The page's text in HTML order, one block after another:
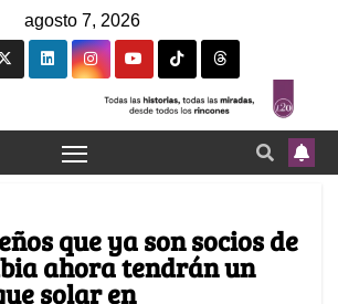
agosto 7, 2026
que ya son socios de
ahora tendrán un
solar en